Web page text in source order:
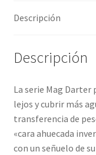
Descripción
Descripción
La serie Mag
lejos y cubrir más
transferencia de
«cara ahuecada
con un señuelo de